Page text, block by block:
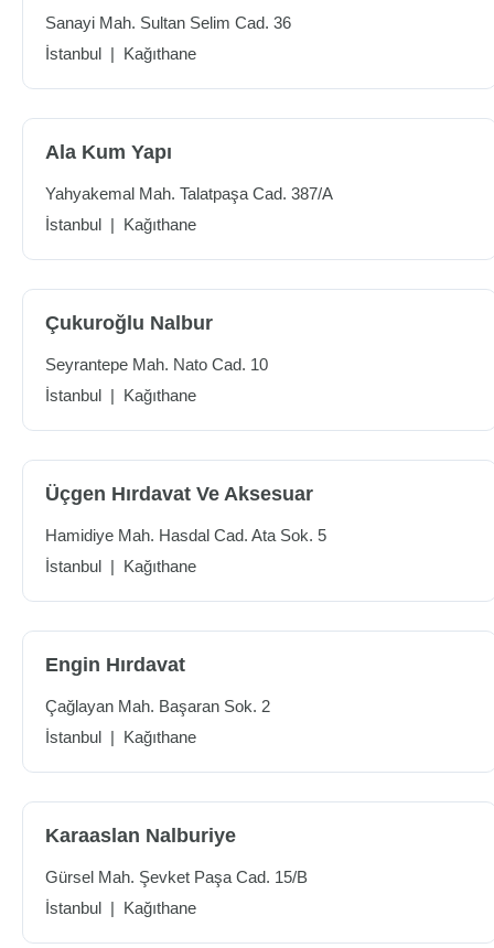
Sanayi Mah. Sultan Selim Cad. 36
İstanbul | Kağıthane
Ala Kum Yapı
Yahyakemal Mah. Talatpaşa Cad. 387/A
İstanbul | Kağıthane
Çukuroğlu Nalbur
Seyrantepe Mah. Nato Cad. 10
İstanbul | Kağıthane
Üçgen Hırdavat Ve Aksesuar
Hamidiye Mah. Hasdal Cad. Ata Sok. 5
İstanbul | Kağıthane
Engin Hırdavat
Çağlayan Mah. Başaran Sok. 2
İstanbul | Kağıthane
Karaaslan Nalburiye
Gürsel Mah. Şevket Paşa Cad. 15/B
İstanbul | Kağıthane